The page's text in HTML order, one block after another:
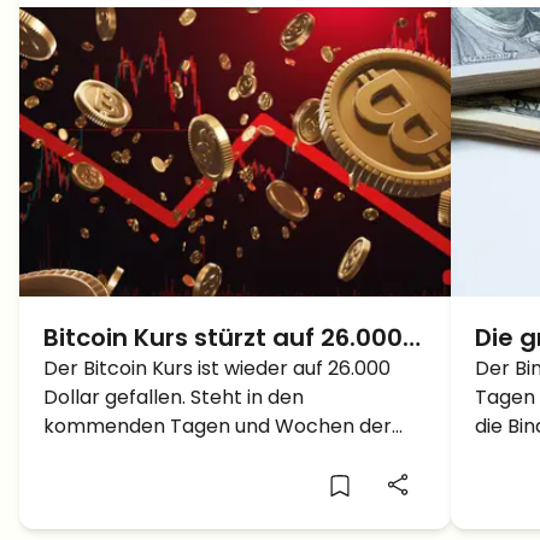
Bitcoin Kurs stürzt auf 26.000
Dollar – Steht der große
Bitcoin Crash unter 20.000
Dollar bevor?
Der Bitcoin Kurs ist wieder auf 26.000
Dollar gefallen. Steht in den
kommenden Tagen und Wochen der
Die
–
Der
die